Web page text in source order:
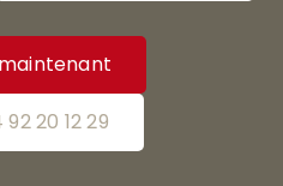
20 12 29